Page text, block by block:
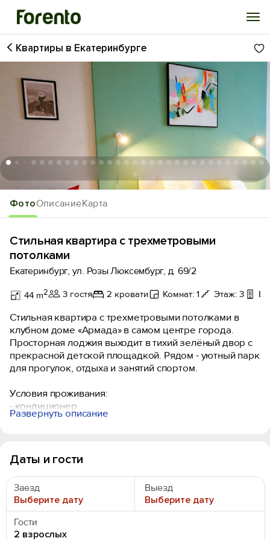
Войти
Избранное
История просмотра
Добавить свой объект
ФотоОписаниеКарта
Квартиры в Екатеринбурге
Стильная квартира с трехметровыми
потолками
Екатеринбург, ул. Розы Люксембург, д. 69/2
44 m2 3 гостя 2 кровати Комнат: 1 Этаж: 3
Стильная квартира с трехметровыми потолками в
клубном доме «Армада» в самом центре города.
Просторная лоджия выходит в тихий зелёный двор с
прекрасной детской площадкой. Рядом - уютный парк
для прогулок, отдыха и занятий спортом.
Условия проживания:
- кондиционер
- высокоскоростной интернет до 200 Мбит/сек
- современная детская площадка во внутреннем
дворе
- через дорогу уютный городской парк с кафе и
спортивными площадками
- сhill-зона на лоджии
Большая двухспальная кровать 160×210 с удобным
Развернуть описание
Даты и гости
Заезд
Выберите дату
Выезд
Выберите дату
Гости
2 взрослых